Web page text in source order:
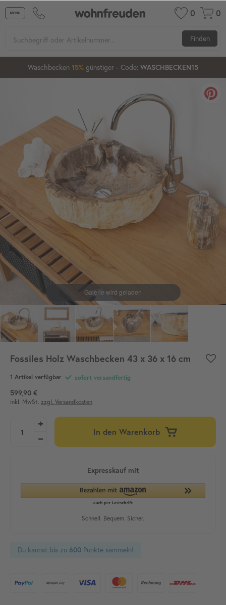
0 0
Finden
Waschbecken 15% günstiger - Code: WASCHBECKEN15
20%
Fossiles Holz Waschbecken 43 x 36 x 16 cm
1 Artikel verfügbar sofort versandfertig
599,90 €
inkl. MwSt. zzgl. Versandkosten
In den Warenkorb
Du kannst bis zu 600 Punkte sammeln!